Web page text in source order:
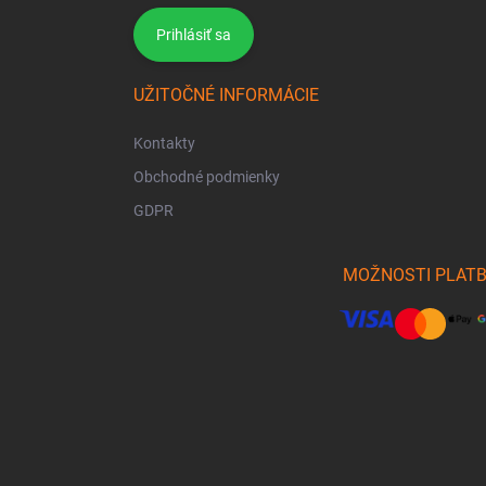
Prihlásiť sa
UŽITOČNÉ INFORMÁCIE
Kontakty
Obchodné podmienky
GDPR
MOŽNOSTI